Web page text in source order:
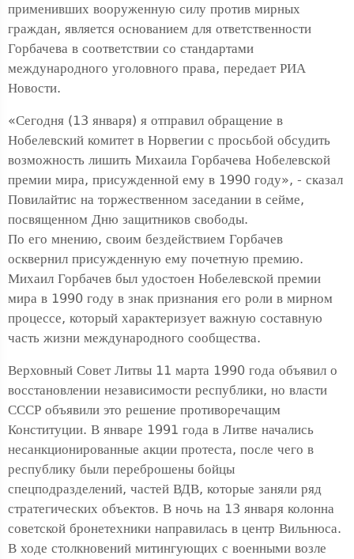
применивших вооруженную силу против мирных
граждан, является основанием для ответственности
Горбачева в соответствии со стандартами
международного уголовного права, передает РИА
Новости.
«Сегодня (13 января) я отправил обращение в
Нобелевский комитет в Норвегии с просьбой обсудить
возможность лишить Михаила Горбачева Нобелевской
премии мира, присужденной ему в 1990 году», - сказал
Повилайтис на торжественном заседании в сейме,
посвященном Дню защитников свободы.
По его мнению, своим бездействием Горбачев
осквернил присужденную ему почетную премию.
Михаил Горбачев был удостоен Нобелевской премии
мира в 1990 году в знак признания его роли в мирном
процессе, который характеризует важную составную
часть жизни международного сообщества.
Верховный Совет Литвы 11 марта 1990 года объявил о
восстановлении независимости республики, но власти
СССР объявили это решение противоречащим
Конституции. В январе 1991 года в Литве начались
несанкционированные акции протеста, после чего в
республику были переброшены бойцы
спецподразделений, частей ВДВ, которые заняли ряд
стратегических объектов. В ночь на 13 января колонна
советской бронетехники направилась в центр Вильнюса.
В ходе столкновений митингующих с военными возле